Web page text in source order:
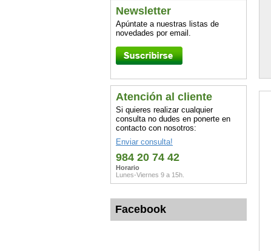
Newsletter
Apúntate a nuestras listas de
novedades por email.
Atención al cliente
Si quieres realizar cualquier
consulta no dudes en ponerte en
contacto con nosotros:
Enviar consulta!
984 20 74 42
Horario
Lunes-Viernes 9 a 15h.
Facebook